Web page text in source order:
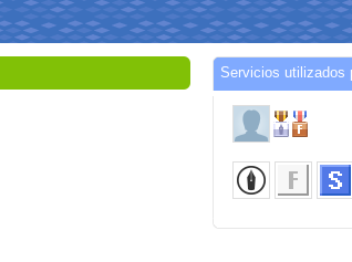
Servicios utilizados